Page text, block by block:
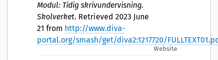
Modul: Tidig skrivundervisning.
Skolverket. Retrieved 2023 June
21 from http://www.diva-
portal.org/smash/get/diva2:1217720/
Website